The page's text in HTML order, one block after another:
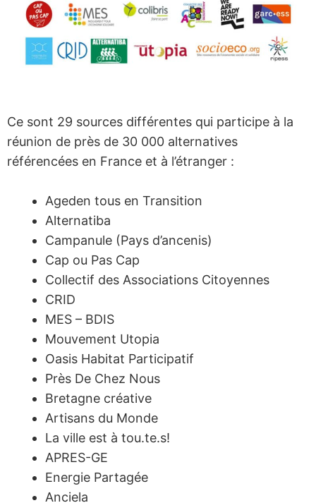
Ce sont 29 sources différentes qui participe à la
réunion de près de 30 000 alternatives
référencées en France et à l’étranger :
Ageden tous en Transition
Alternatiba
Campanule (Pays d’ancenis)
Cap ou Pas Cap
Collectif des Associations Citoyennes
CRID
MES – BDIS
Mouvement Utopia
Oasis Habitat Participatif
Près De Chez Nous
Bretagne créative
Artisans du Monde
La ville est à tou.te.s!
APRES-GE
Energie Partagée
Anciela